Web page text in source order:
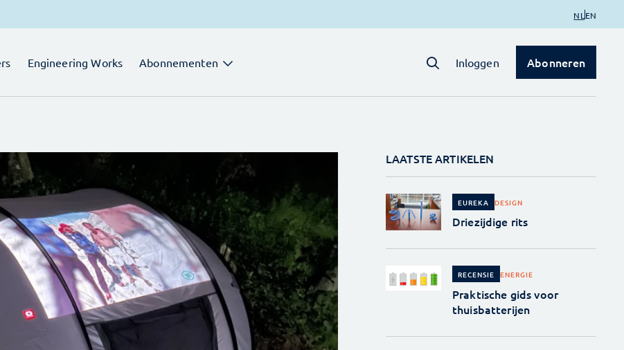
NL EN
Engineering Works Abonnementen Inloggen Abonneren
LAATSTE ARTIKELEN
EUREKA DESIGN
Driezijdige rits
RECENSIE ENERGIE
Praktische gids voor
thuisbatterijen